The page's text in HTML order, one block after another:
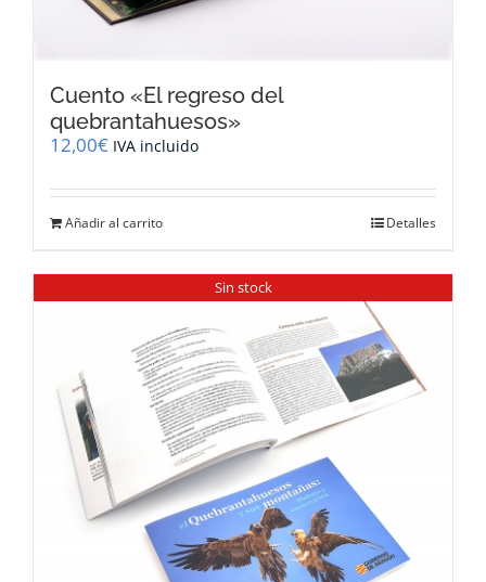
Cuento «El regreso del
quebrantahuesos»
12,00€ IVA incluido
Añadir al carrito Detalles
Sin stock